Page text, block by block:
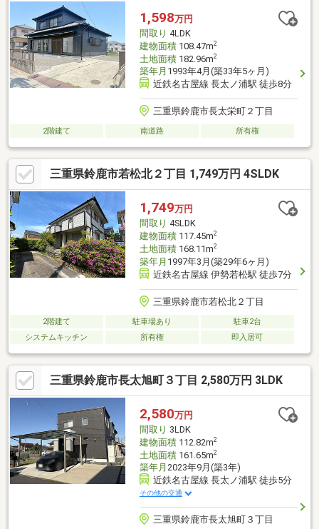
1,598万円
間取り 4LDK
建物面積108.47m2
土地面積182.96m2
築年月 1993年4月(築33年5ヶ月)
近鉄名古屋線 長太ノ浦駅 徒歩8分
三重県鈴鹿市長太栄町２丁目
2階建て 南道路 所有権
三重県鈴鹿市若松北２丁目 1,749万円 4SLDK
1,749万円
間取り 4SLDK
建物面積117.45m2
土地面積168.11m2
築年月 1997年3月(築29年6ヶ月)
近鉄名古屋線 伊勢若松駅 徒歩7分
三重県鈴鹿市若松北２丁目
2階建て 駐車場あり
駐車2台
システムキッチン
所有権 即入居可
三重県鈴鹿市長太旭町３丁目 2,580万円 3LDK
2,580万円
間取り 3LDK
建物面積112.82m2
土地面積161.65m2
築年月 2023年9月(築3年)
近鉄名古屋線 長太ノ浦駅 徒歩5分
その他の交通
三重県鈴鹿市長太旭町３丁目